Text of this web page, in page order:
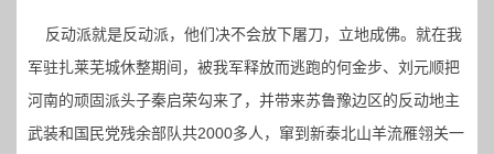
反动派就是反动派，他们决不会放下屠刀，立地成佛。就在我
军驻扎莱芜城休整期间，被我军释放而逃跑的何金步、刘元顺把
河南的顽固派头子秦启荣勾来了，并带来苏鲁豫边区的反动地主
武装和国民党残余部队共2000多人，窜到新泰北山羊流雁翎关一